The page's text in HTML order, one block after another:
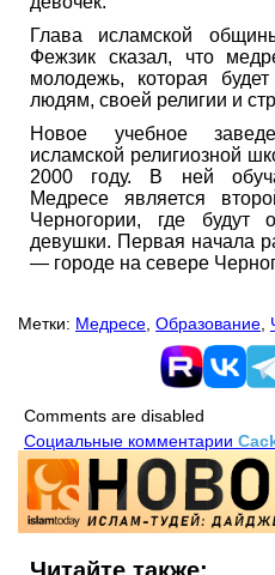
Глава исламской
Фежзик сказал, что
молодежь, которая
людям, своей религии и
Новое учебное
исламской религиозной
2000 году. В ней
Медресе является
Черногории, где будут
девушки. Первая начала
— городе на севере
Метки: Медресе Образование
Comments are disabled
Социальные комментарии